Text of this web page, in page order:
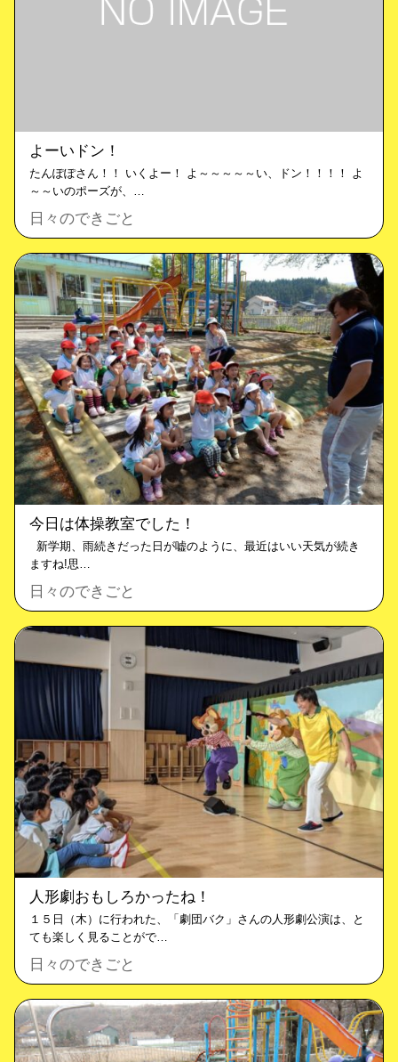
よーいドン！
たんぽぽさん！！ いくよー！ よ～～～～～い、ドン！！！！ よ
～～いのポーズが、…
日々のできごと
今日は体操教室でした！
新学期、雨続きだった日が嘘のように、最近はいい天気が続き
ますね!思…
日々のできごと
人形劇おもしろかったね！
１５日（木）に行われた、「劇団バク」さんの人形劇公演は、と
ても楽しく見ることがで…
日々のできごと